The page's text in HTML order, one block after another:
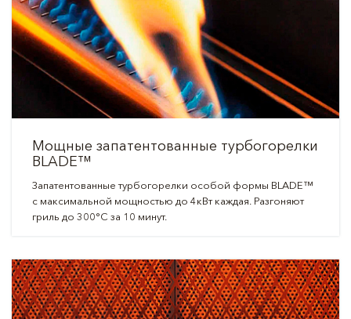
Мощные запатентованные турбогорелки
BLADE™
Запатентованные турбогорелки особой формы BLADE™
с максимальной мощностью до 4кВт каждая. Разгоняют
гриль до 300°C за 10 минут.